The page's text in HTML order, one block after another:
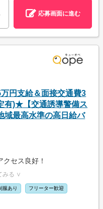
応募画面に進む
円支給＆面接交通費3
有)★【交通誘導警備ス
域最高水準の高日給バ
セス良好！
みる ∨
服あり フリーター歓迎